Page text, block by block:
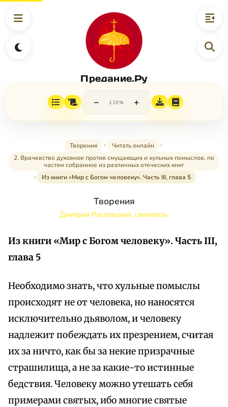
Предание.Ру
− 110% +
Творения
Читать онлайн
2. Врачевство духовное против смущающих и хульных помыслов, по
частям собранное из различных отеческих книг
Из книги «Мир с Богом человеку». Часть III, глава 5
Творения
Дмитрий Ростовский, святитель
Из книги «Мир с Богом человеку». Часть III,
глава 5
Необходимо знать, что хульные помыслы
происходят не от человека, но наносятся
исключительно дьяволом, и человеку
надлежит побеждать их презрением, считая
их за ничто, как бы за некие призрачные
страшилища, а не за какие-то истинные
бедствия. Человеку можно утешать себя
примерами святых, ибо многие святые